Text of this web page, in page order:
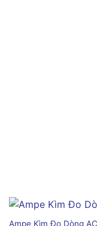
Ampe Kìm Đo Dòng